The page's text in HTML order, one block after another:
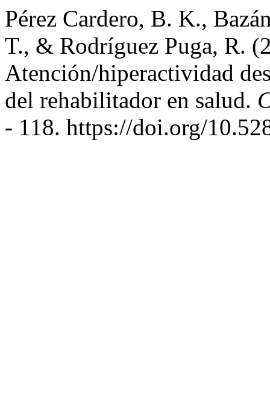
Pérez Cardero, B. K.,
T., & Rodríguez Puga, R.
Atención/hiperactividad
del rehabilitador en salud.
- 118. https://doi.org/